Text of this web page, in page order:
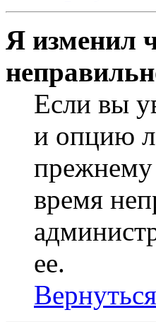
Я изменил
Если вы
и опцию
прежнему
время
ее.